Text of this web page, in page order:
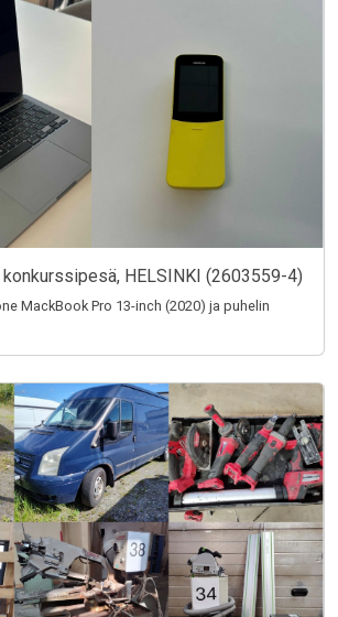
konkurssipesä, HELSINKI (2603559-4)
MackBook Pro 13-inch (2020) ja puhelin